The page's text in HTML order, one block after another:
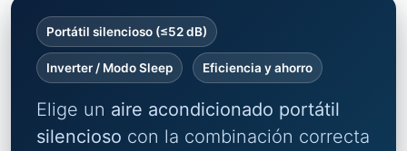
Portátil silencioso (≤52 dB)
Inverter / Modo Sleep Eficiencia y ahorro
Elige un aire acondicionado portátil
silencioso con la combinación correcta